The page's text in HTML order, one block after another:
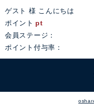
ゲスト 様 こんにちは
ポイント pt
会員ステージ：
ポイント付与率：